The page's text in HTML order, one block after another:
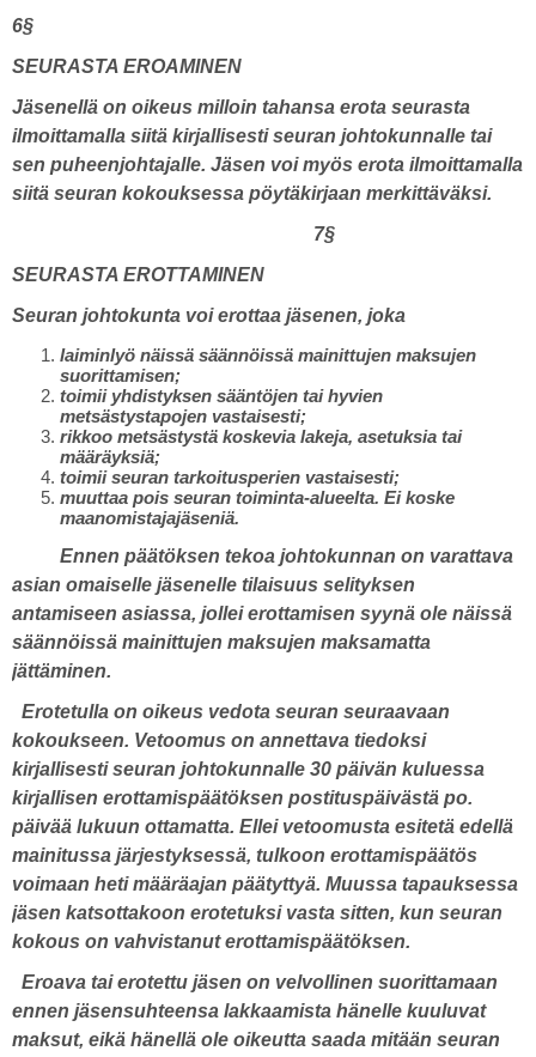
6§
SEURASTA EROAMINEN
Jäsenellä on oikeus milloin tahansa erota seurasta
ilmoittamalla siitä kirjallisesti seuran johtokunnalle tai
sen puheenjohtajalle. Jäsen voi myös erota ilmoittamalla
siitä seuran kokouksessa pöytäkirjaan merkittäväksi.
7§
SEURASTA EROTTAMINEN
Seuran johtokunta voi erottaa jäsenen, joka
laiminlyö näissä säännöissä mainittujen maksujen
suorittamisen;
toimii yhdistyksen sääntöjen tai hyvien
metsästystapojen vastaisesti;
rikkoo metsästystä koskevia lakeja, asetuksia tai
määräyksiä;
toimii seuran tarkoitusperien vastaisesti;
muuttaa pois seuran toiminta-alueelta. Ei koske
maanomistajajäseniä.
Ennen päätöksen tekoa johtokunnan on varattava
asian omaiselle jäsenelle tilaisuus selityksen
antamiseen asiassa, jollei erottamisen syynä ole näissä
säännöissä mainittujen maksujen maksamatta
jättäminen.
Erotetulla on oikeus vedota seuran seuraavaan
kokoukseen. Vetoomus on annettava tiedoksi
kirjallisesti seuran johtokunnalle 30 päivän kuluessa
kirjallisen erottamispäätöksen postituspäivästä po.
päivää lukuun ottamatta. Ellei vetoomusta esitetä edellä
mainitussa järjestyksessä, tulkoon erottamispäätös
voimaan heti määräajan päätyttyä. Muussa tapauksessa
jäsen katsottakoon erotetuksi vasta sitten, kun seuran
kokous on vahvistanut erottamispäätöksen.
Eroava tai erotettu jäsen on velvollinen suorittamaan
ennen jäsensuhteensa lakkaamista hänelle kuuluvat
maksut, eikä hänellä ole oikeutta saada mitään seuran